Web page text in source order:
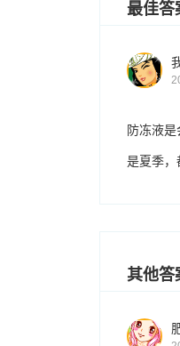
最佳答
防冻液
是夏季，
其他答